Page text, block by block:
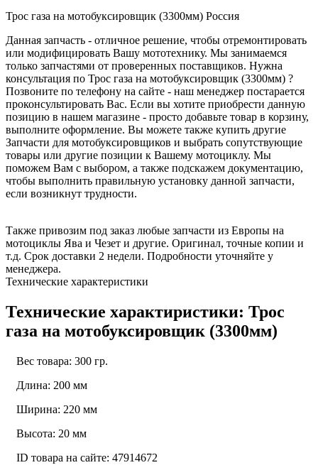
Трос газа на мотобуксировщик (3300мм) Россия
Данная запчасть - отличное решение, чтобы отремонтировать
или модифицировать Вашу мототехнику. Мы занимаемся
только запчастями от проверенных поставщиков. Нужна
консультация по Трос газа на мотобуксировщик (3300мм) ?
Позвоните по телефону на сайте - наш менеджер постарается
проконсультировать Вас. Если вы хотите приобрести данную
позицию в нашем магазине - просто добавьте товар в корзину,
выполните оформление. Вы можете также купить другие
Запчасти для мотобуксировщиков и выбрать сопутствующие
товары или другие позиции к Вашему мотоциклу. Мы
поможем Вам с выбором, а также подскажем документацию,
чтобы выполнить правильную установку данной запчасти,
если возникнут трудности.
Также привозим под заказ любые запчасти из Европы на
мотоциклы Ява и Чезет и другие. Оригинал, точные копии и
т.д. Срок доставки 2 недели. Подробности уточняйте у
менеджера.
Технические характеристики
Технические характиристики: Трос
газа на мотобуксировщик (3300мм)
Вес товара: 300 гр.
Длина: 200 мм
Ширина: 220 мм
Высота: 20 мм
ID товара на сайте: 47914672